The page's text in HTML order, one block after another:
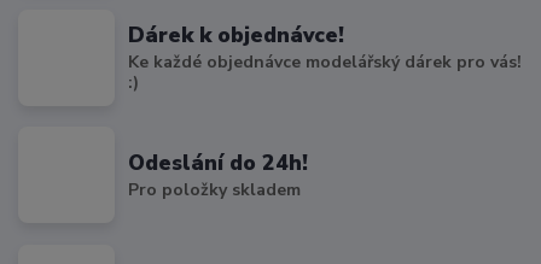
Dárek k objednávce!
Ke každé objednávce modelářský dárek pro vás!
:)
Odeslání do 24h!
Pro položky skladem